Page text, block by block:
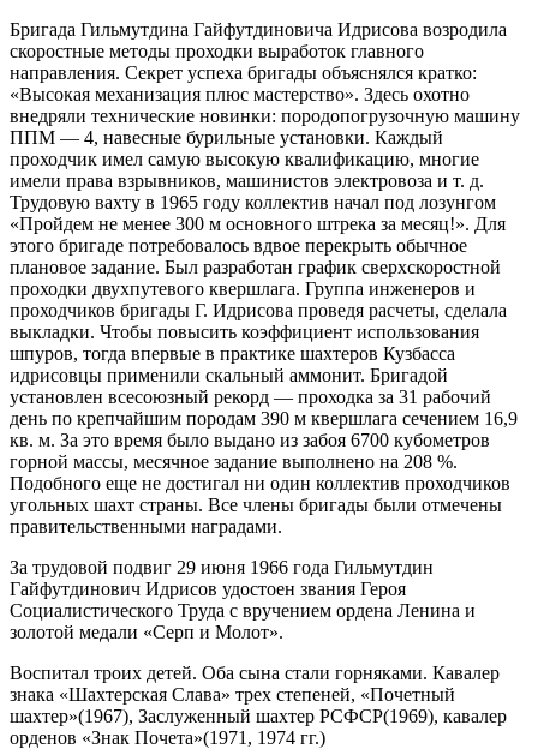
Бригада Гильмутдина Гайфутдиновича Идрисова возродила
скоростные методы проходки выработок главного
направления. Секрет успеха бригады объяснялся кратко:
«Высокая механизация плюс мастерство». Здесь охотно
внедряли технические новинки: породопогрузочную машину
ППМ — 4, навесные бурильные установки. Каждый
проходчик имел самую высокую квалификацию, многие
имели права взрывников, машинистов электровоза и т. д.
Трудовую вахту в 1965 году коллектив начал под лозунгом
«Пройдем не менее 300 м основного штрека за месяц!». Для
этого бригаде потребовалось вдвое перекрыть обычное
плановое задание. Был разработан график сверхскоростной
проходки двухпутевого квершлага. Группа инженеров и
проходчиков бригады Г. Идрисова проведя расчеты, сделала
выкладки. Чтобы повысить коэффициент использования
шпуров, тогда впервые в практике шахтеров Кузбасса
идрисовцы применили скальный аммонит. Бригадой
установлен всесоюзный рекорд — проходка за 31 рабочий
день по крепчайшим породам 390 м квершлага сечением 16,9
кв. м. За это время было выдано из забоя 6700 кубометров
горной массы, месячное задание выполнено на 208 %.
Подобного еще не достигал ни один коллектив проходчиков
угольных шахт страны. Все члены бригады были отмечены
правительственными наградами.
За трудовой подвиг 29 июня 1966 года Гильмутдин
Гайфутдинович Идрисов удостоен звания Героя
Социалистического Труда с вручением ордена Ленина и
золотой медали «Серп и Молот».
Воспитал троих детей. Оба сына стали горняками. Кавалер
знака «Шахтерская Слава» трех степеней, «Почетный
шахтер»(1967), Заслуженный шахтер РСФСР(1969), кавалер
орденов «Знак Почета»(1971, 1974 гг.)